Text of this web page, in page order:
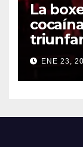
La
ENE 23,